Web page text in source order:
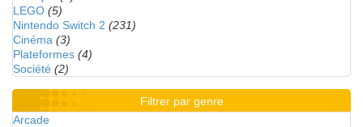
LEGO (5)
Nintendo Switch 2 (231)
Cinéma (3)
Plateformes (4)
Société (2)
Filtrer par genre
Arcade